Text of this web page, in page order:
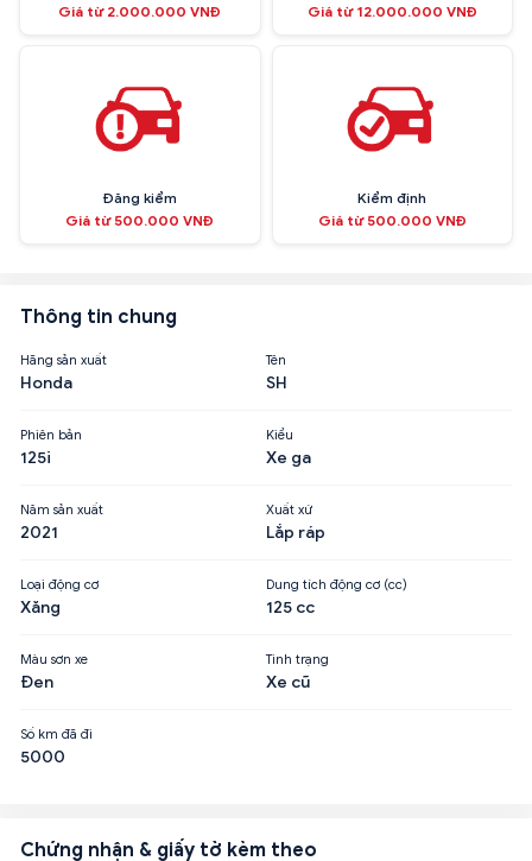
Giá từ 2.000.000 VNĐ
Giá từ 12.000.000 VNĐ
Đăng kiểm
Giá từ 500.000 VNĐ
Kiểm định
Giá từ 500.000 VNĐ
Thông tin chung
Hãng sản xuất
Honda
Tên
SH
Phiên bản
125i
Kiểu
Xe ga
Năm sản xuất
2021
Xuất xứ
Lắp ráp
Loại động cơ
Xăng
Dung tích động cơ (cc)
125 cc
Màu sơn xe
Đen
Tình trạng
Xe cũ
Số km đã đi
5000
Chứng nhận & giấy tờ kèm theo